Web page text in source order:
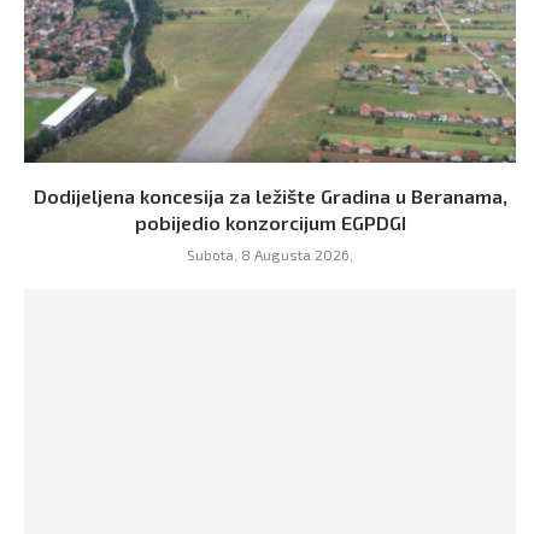
Dodijeljena koncesija za ležište Gradina u Beranama,
pobijedio konzorcijum EGPDGI
Subota, 8 Augusta 2026,